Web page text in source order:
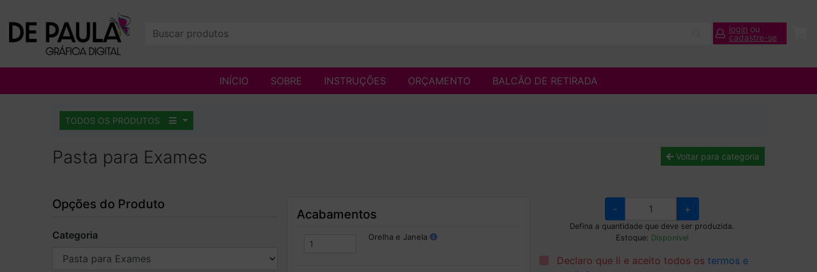
login ou
cadastre-se
INÍCIO SOBRE INSTRUÇÕES ORÇAMENTO BALCÃO DE RETIRADA
TODOS OS PRODUTOS
Pasta para Exames Voltar para categoria
Opções do Produto
Categoria
Acabamentos
Orelha e Janela
- +
Defina a quantidade que deve ser produzida.
Estoque: Disponível
Declaro que li e aceito todos ostermos e